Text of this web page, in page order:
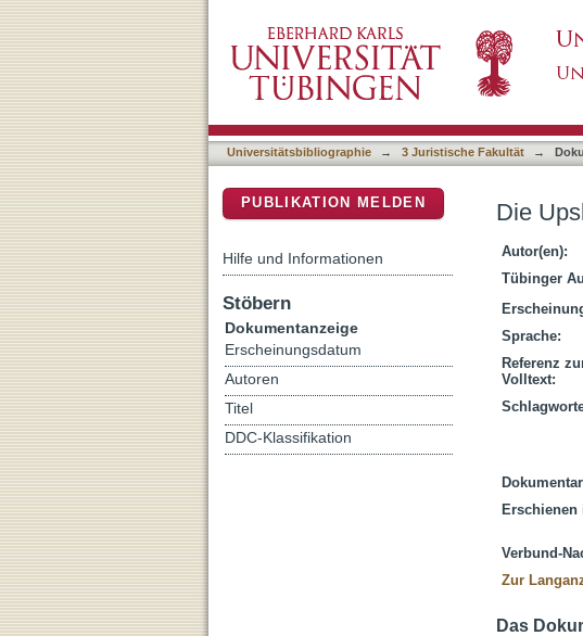
Universitätsbibliographie → 3 Juristische Fakultät →
Die
Autor(en):
Tübinger
Sprache:
Referenz
Volltext:
Erschienen
Verbund-
Zur
Das
PUBLIKATION MELDEN
Hilfe und Informationen
Stöbern
Dokumentanzeige
Erscheinungsdatum
Autoren
Titel
DDC-Klassifikation